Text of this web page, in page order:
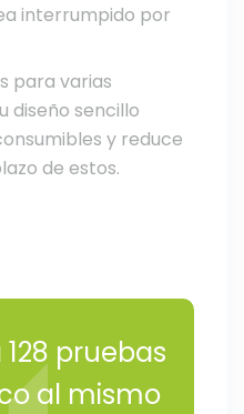
interrumpido por
para varias
diseño sencillo
y reduce
de estos.
pruebas
al mismo